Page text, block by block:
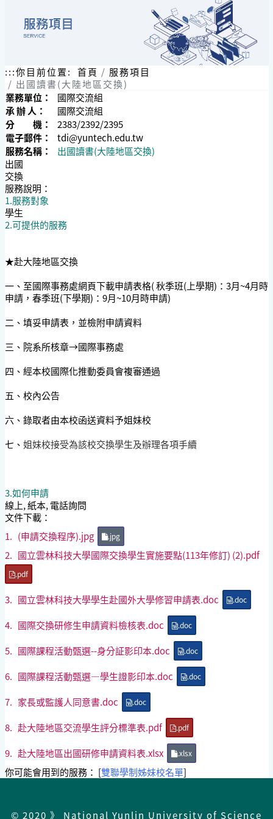
:::你目前位置: 首頁
服務項目
出國讀書(大陸地區交換)
業務單位：
國際交流組
承 辦 人：
國際交流組
分 機：
2383/2392/2395
電子郵件：
tdi@yuntech.edu.tw
服務名稱：
出國讀書(大陸地區交換)
出國
交換
服務說明：
1.服務對象
學生
2.可提供的服務
★赴大陸地區交換
一、至國際事務處網頁下載申請表格( 秋季班(上學期)：3月~4月時
申請，春季班(下學期)：9月~10月時申請)
二、填妥申請表，並檢附申請資料
三、院系所核章→國際事務處
四、經本校國際化推動委員會複審通過
五、校內公告
六、錄取者由本校函送資料予姐妹校
七、 姐妹校接受為該校交換學生及辦理各項手續
3.如何申請
線上, 紙本, 電話詢問
文件下載：
1. (申請交換程序).jpg .jpg
2. 國立雲林科技大學國際交換學生實施要點(113年修訂) (2).pdf
.pdf
3. 國立雲林科技大學學生赴國外大學修習申請表.doc .doc
4. 國際交換研修生申請資料檢核表.doc .doc
5. 國際課程活動甄選--身分証影印本.doc .doc
6. 國際課程活動甄選—學生證影印本.doc .doc
7. 家長或監護人同意書.doc .doc
8. 赴大陸地區交流學生評分標準表.pdf .pdf
9. 赴大陸地區出國研修申請資料表.xlsx .xlsx
你可能會用到的服務： [雙聯學制姊妹校名單]
© 2020 》 National Yunlin University of Science